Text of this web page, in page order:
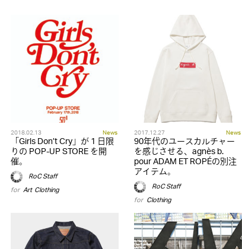
2018.02.13 News
「Girls Don’t Cry」が 1 日限
りの POP-UP STORE を開
催。
RoC Staff
for Art,Clothing
2017.12.27 News
90年代のユースカルチャー
を感じさせる、agnès b.
pour ADAM ET ROPÉの別注
アイテム。
RoC Staff
for Clothing